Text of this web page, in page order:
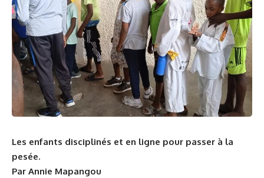
Les enfants disciplinés et en ligne pour passer à la
pesée.
Par Annie Mapangou